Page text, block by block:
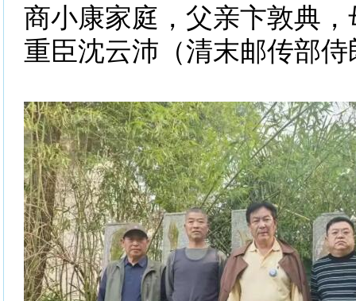
商小康家庭，父亲卞敦典
重臣沈云沛（清末邮传部